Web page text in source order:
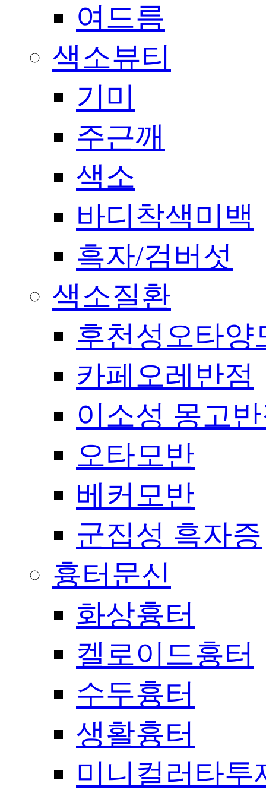
여드름
색소뷰티
기미
주근깨
색소
바디착색미백
흑자/검버섯
색소질환
후천성오타양
카페오레반점
이소성 몽고
오타모반
베커모반
군집성 흑자증
흉터문신
화상흉터
켈로이드흉터
수두흉터
생활흉터
미니컬러타투